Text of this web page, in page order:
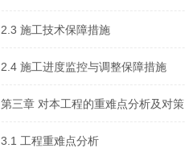
2.3 施工技术保障措施
2.4 施工进度监控与调整保障措施
第三章 对本工程的重难点分析及对策
3.1 工程重难点分析